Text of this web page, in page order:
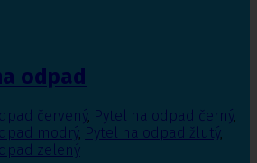
odpad
červený, Pytel na odpad černý,
modrý, Pytel na odpad žlutý,
zelený